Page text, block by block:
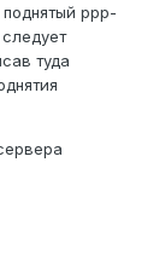
ppp-
туда